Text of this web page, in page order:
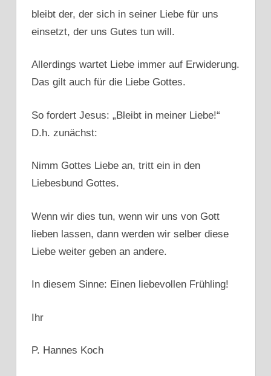
bleibt der, der sich in seiner Liebe für uns
einsetzt, der uns Gutes tun will.
Allerdings wartet Liebe immer auf Erwiderung.
Das gilt auch für die Liebe Gottes.
So fordert Jesus: „Bleibt in meiner Liebe!“
D.h. zunächst:
Nimm Gottes Liebe an, tritt ein in den
Liebesbund Gottes.
Wenn wir dies tun, wenn wir uns von Gott
lieben lassen, dann werden wir selber diese
Liebe weiter geben an andere.
In diesem Sinne: Einen liebevollen Frühling!
Ihr
P. Hannes Koch